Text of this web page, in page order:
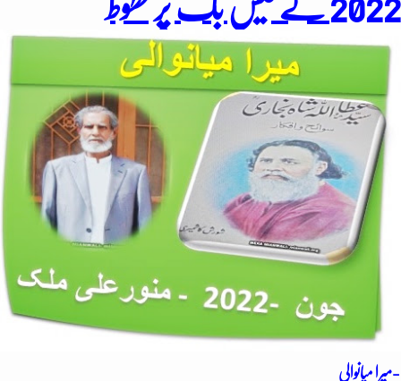
2022 کےفیس بک پرخطوط
میرا میانوالی-